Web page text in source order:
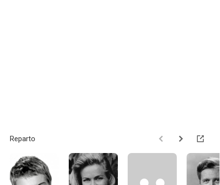
Reparto